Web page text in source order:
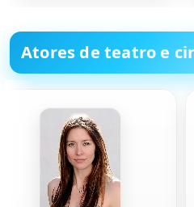
Atores de teatro e